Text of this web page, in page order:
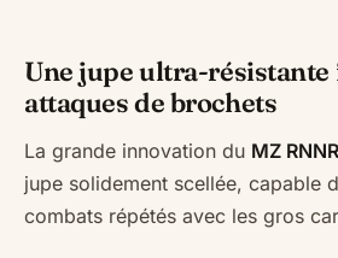
Une jupe ultra-résistante
attaques de brochets
La grande innovation du MZ
jupe solidement scellée, capable
combats répétés avec les gros